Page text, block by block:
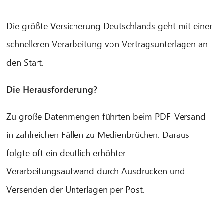
Die größte Versicherung Deutschlands geht mit einer
schnelleren Verarbeitung von Vertragsunterlagen an
den Start.
Die Herausforderung?
Zu große Datenmengen führten beim PDF-Versand
in zahlreichen Fällen zu Medienbrüchen. Daraus
folgte oft ein deutlich erhöhter
Verarbeitungsaufwand durch Ausdrucken und
Versenden der Unterlagen per Post.